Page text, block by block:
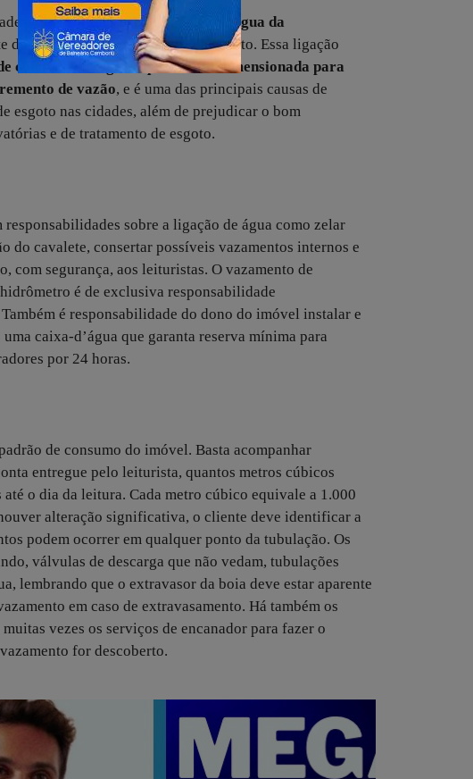
mais comuns está a ligação da água da
de calhas e ralos, ao sistema de esgoto. Essa ligação
coletora de esgoto, que não foi dimensionada para
de vazão, e é uma das principais causas de
esgoto nas cidades, além de prejudicar o bom
e de tratamento de esgoto.
responsabilidades sobre a ligação de água como zelar
do cavalete, consertar possíveis vazamentos internos e
com segurança, aos leituristas. O vazamento de
é de exclusiva responsabilidade
é responsabilidade do dono do imóvel instalar e
caixa-d’água que garanta reserva mínima para
por 24 horas.
de consumo do imóvel. Basta acompanhar
entregue pelo leiturista, quantos metros cúbicos
o dia da leitura. Cada metro cúbico equivale a 1.000
alteração significativa, o cliente deve identificar a
podem ocorrer em qualquer ponto da tubulação. Os
válvulas de descarga que não vedam, tubulações
lembrando que o extravasor da boia deve estar aparente
em caso de extravasamento. Há também os
vezes os serviços de encanador para fazer o
for descoberto.